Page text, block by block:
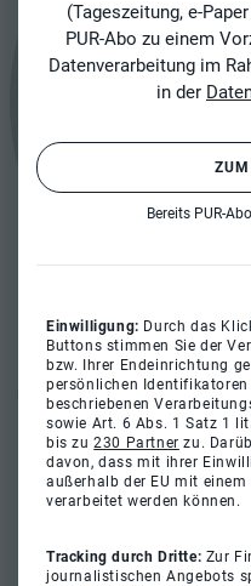
(Tageszeitung, e-
PUR-Abo zu einem
Datenverarbeitung im
in der
Bereits PUR-
Einwilligung: Durch das
Buttons stimmen Sie der
bzw. Ihrer Endeinrichtung
persönlichen Identifikatoren
beschriebenen
sowie Art. 6 Abs. 1 Satz 1
bis zu230 Partner zu.
davon, dass mit ihrer
außerhalb der EU mit
verarbeitet werden können.
Tracking durch Dritte: Zur
journalistischen Angebots